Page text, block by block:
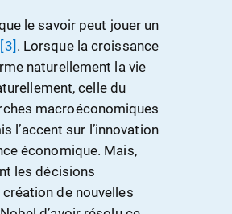
le savoir peut jouer un
[3] . Lorsque la croissance
naturellement la vie
celle du
macroéconomiques
l’accent sur l’innovation
économique. Mais,
les décisions
de nouvelles